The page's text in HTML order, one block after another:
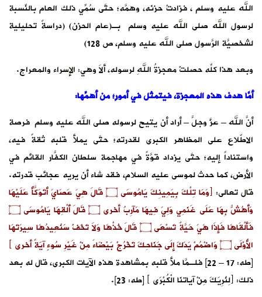
الله عليه وسلم ، فزادتْ حزنَه، وهمَّه؛ حتَّى سُمِّي ذلك العام بالنِّسبة
لرسول الله صلى الله عليه وسلم بـ(عام الحزن) (دراسةٌ تحليلية
لشخصيَّة الرَّسول صلى الله عليه وسلم، ص 128)
وبعد هذا كلِّه حصلتْ معجزةُ اللهِ لرسوله، ألاَ وهي: الإسراء والمعراج.
أمَّا هدف هذه المعجزة، فيتمثل في أمورٍ؛ من أهمِّها:
أنَّ الله – عزَّ وجلَّ – أراد أن يتيح لرسوله صلى الله عليه وسلم فرصة
الاطّلاع على المظاهر الكبرى لقدرته؛ حتَّى يملأ قلبه ثقةً فيه،
واستناداً إليه؛ حتَّى يزداد قوَّةً في مهاجمة سلطان الكفَّار القائم في
الأرض، كما حدث لموسى عليه السلام، فقد شاء أن يريه عجائب قدرته.
قال تعالى:
﴿وَمَا تِلْكَ بِيَمِينِكَ يَامُوسَى ۝ قَالَ هِيَ عَصَايَ أَتَوَكَّأُ عَلَيْهَا
وَأَهُشُّ بِهَا عَلَى غَنَمِي وَلِيَ فِيهَا مَآرِبُ أخرى ۝ قَالَ أَلْقِهَا يَامُوسَى ۝
فَأَلْقَاهَا فَإِذَا هَيَ حَيَّةٌ تَسْعَى ۝ قَالَ خُذْهَا وَلاَ تَخَفْ سَنُعِيدُهَا سِيرَتَهَا
الأُوْلَى ۝ وَاضْمُمْ يَدَكَ إِلَى جَنَاحِكَ تَخْرُجْ بَيْضَاءَ مِنْ غَيْرِ سُوءٍ آيَةً أخرى ﴾
[طه: 17 – 22] فلـمَّا ملأ قلبه بمشاهدة هذه الآيات الكبرى، قال له بعد
ذلك: ﴿لِنُرِيَكَ مِنْ آياتنَا الْكُبْرَى ﴾ [طه: 23].